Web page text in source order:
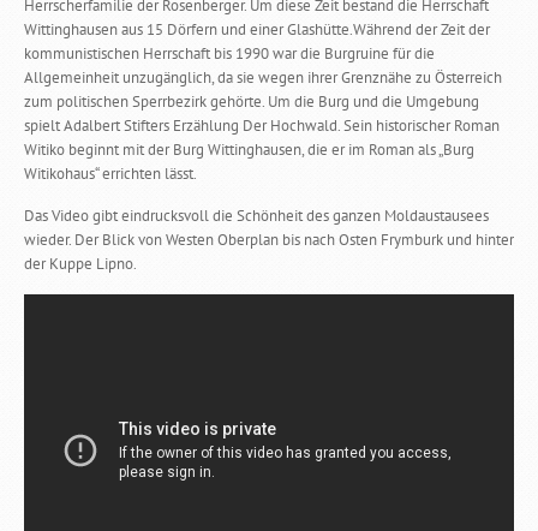
Herrscherfamilie der Rosenberger. Um diese Zeit bestand die Herrschaft
Wittinghausen aus 15 Dörfern und einer Glashütte.Während der Zeit der
kommunistischen Herrschaft bis 1990 war die Burgruine für die
Allgemeinheit unzugänglich, da sie wegen ihrer Grenznähe zu Österreich
zum politischen Sperrbezirk gehörte. Um die Burg und die Umgebung
spielt Adalbert Stifters Erzählung Der Hochwald. Sein historischer Roman
Witiko beginnt mit der Burg Wittinghausen, die er im Roman als „Burg
Witikohaus“ errichten lässt.
Das Video gibt eindrucksvoll die Schönheit des ganzen Moldaustausees
wieder. Der Blick von Westen Oberplan bis nach Osten Frymburk und hinter
der Kuppe Lipno.